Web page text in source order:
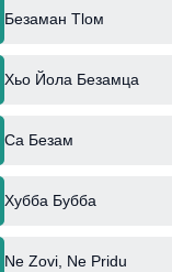
Безаман Тlом
Хьо Йола Безамца
Са Безам
Хубба Бубба
Ne Zovi, Ne Pridu